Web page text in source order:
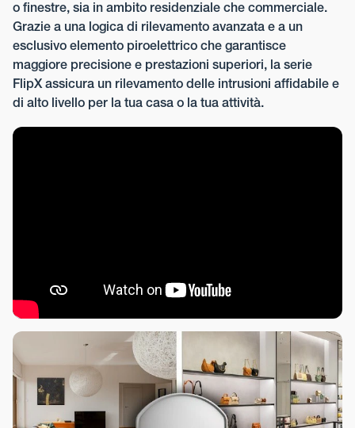
o finestre, sia in ambito residenziale che commerciale.
Grazie a una logica di rilevamento avanzata e a un
esclusivo elemento piroelettrico che garantisce
maggiore precisione e prestazioni superiori, la serie
FlipX assicura un rilevamento delle intrusioni affidabile e
di alto livello per la tua casa o la tua attività.